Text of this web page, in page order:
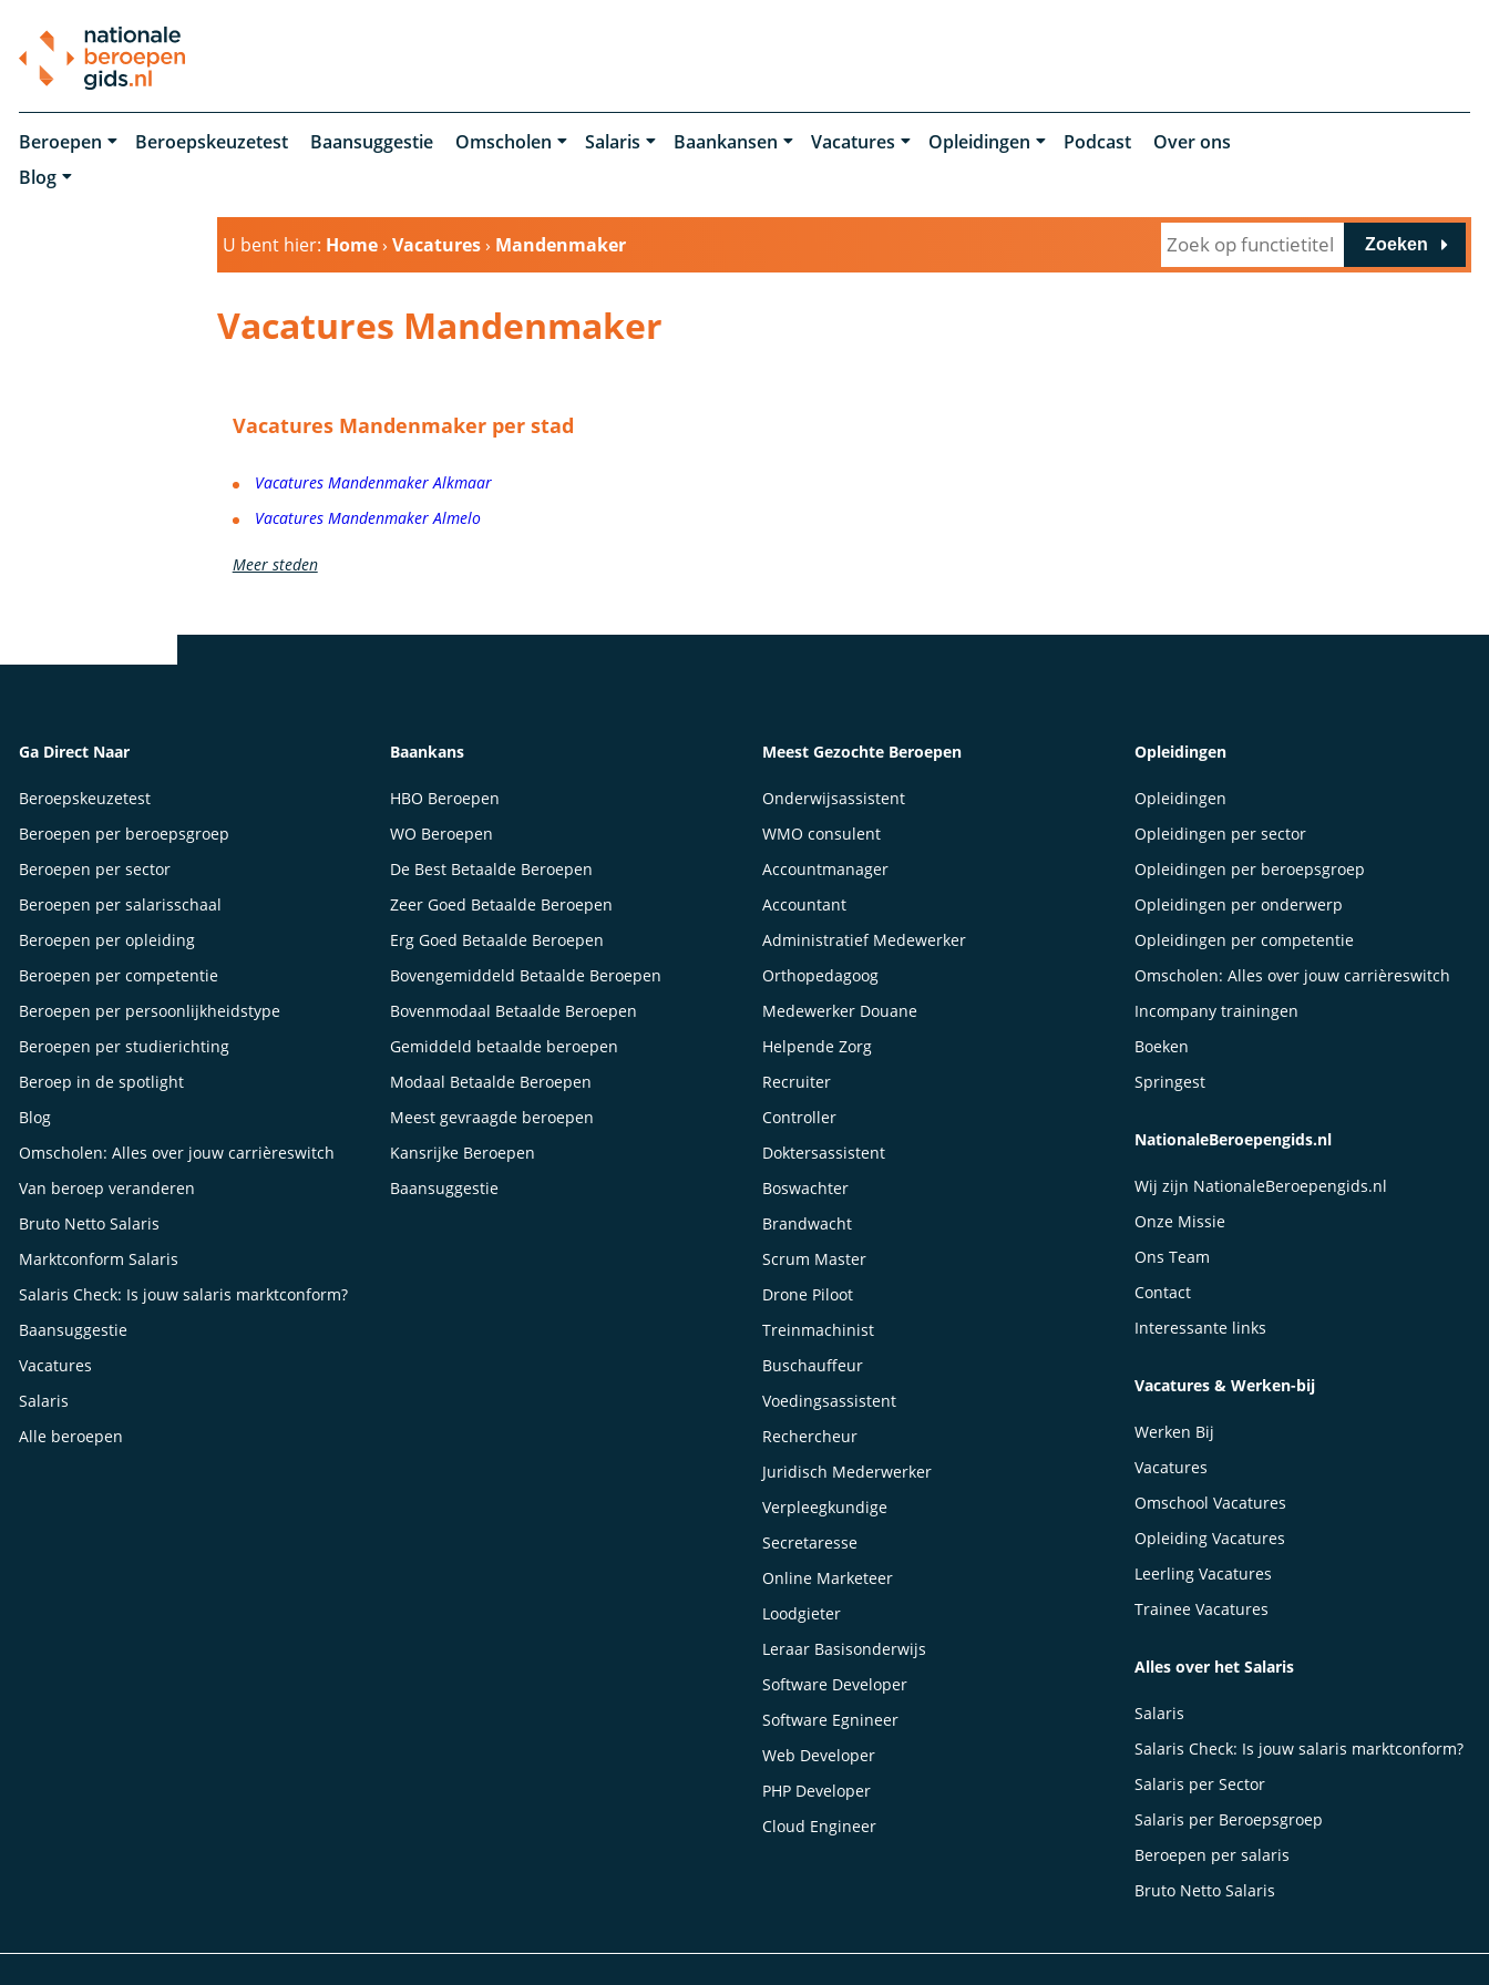
Beroepen Beroepskeuzetest Baansuggestie Omscholen Salaris Baankansen Vacatures Opleidingen Podcast
Over ons
Blog
U bent hier: Home›Vacatures› Mandenmaker Zoeken
Vacatures Mandenmaker
Vacatures Mandenmaker per stad
Vacatures Mandenmaker Alkmaar
Vacatures Mandenmaker Almelo
Meer steden
Ga Direct Naar
Beroepskeuzetest
Beroepen per beroepsgroep
Beroepen per sector
Beroepen per salarisschaal
Beroepen per opleiding
Beroepen per competentie
Beroepen per persoonlijkheidstype
Beroepen per studierichting
Beroep in de spotlight
Blog
Omscholen: Alles over jouw carrièreswitch
Van beroep veranderen
Bruto Netto Salaris
Marktconform Salaris
Salaris Check: Is jouw salaris marktconform?
Baansuggestie
Vacatures
Salaris
Alle beroepen
Baankans
HBO Beroepen
WO Beroepen
De Best Betaalde Beroepen
Zeer Goed Betaalde Beroepen
Erg Goed Betaalde Beroepen
Bovengemiddeld Betaalde Beroepen
Bovenmodaal Betaalde Beroepen
Gemiddeld betaalde beroepen
Modaal Betaalde Beroepen
Meest gevraagde beroepen
Kansrijke Beroepen
Baansuggestie
Meest Gezochte Beroepen
Onderwijsassistent
WMO consulent
Accountmanager
Accountant
Administratief Medewerker
Orthopedagoog
Medewerker Douane
Helpende Zorg
Recruiter
Controller
Doktersassistent
Boswachter
Brandwacht
Scrum Master
Drone Piloot
Treinmachinist
Buschauffeur
Voedingsassistent
Rechercheur
Juridisch Mederwerker
Verpleegkundige
Secretaresse
Online Marketeer
Loodgieter
Leraar Basisonderwijs
Software Developer
Software Egnineer
Web Developer
PHP Developer
Cloud Engineer
Opleidingen
Opleidingen
Opleidingen per sector
Opleidingen per beroepsgroep
Opleidingen per onderwerp
Opleidingen per competentie
Omscholen: Alles over jouw carrièreswitch
Incompany trainingen
Boeken
Springest
NationaleBeroepengids.nl
Wij zijn NationaleBeroepengids.nl
Onze Missie
Ons Team
Contact
Interessante links
Vacatures & Werken-bij
Werken Bij
Vacatures
Omschool Vacatures
Opleiding Vacatures
Leerling Vacatures
Trainee Vacatures
Alles over het Salaris
Salaris
Salaris Check: Is jouw salaris marktconform?
Salaris per Sector
Salaris per Beroepsgroep
Beroepen per salaris
Bruto Netto Salaris